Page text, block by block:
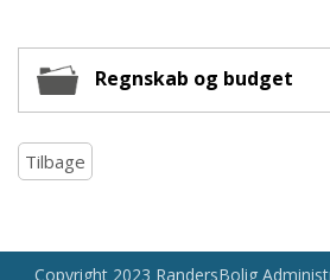
Regnskab og budget
Tilbage
Copyright 2023 RandersBolig